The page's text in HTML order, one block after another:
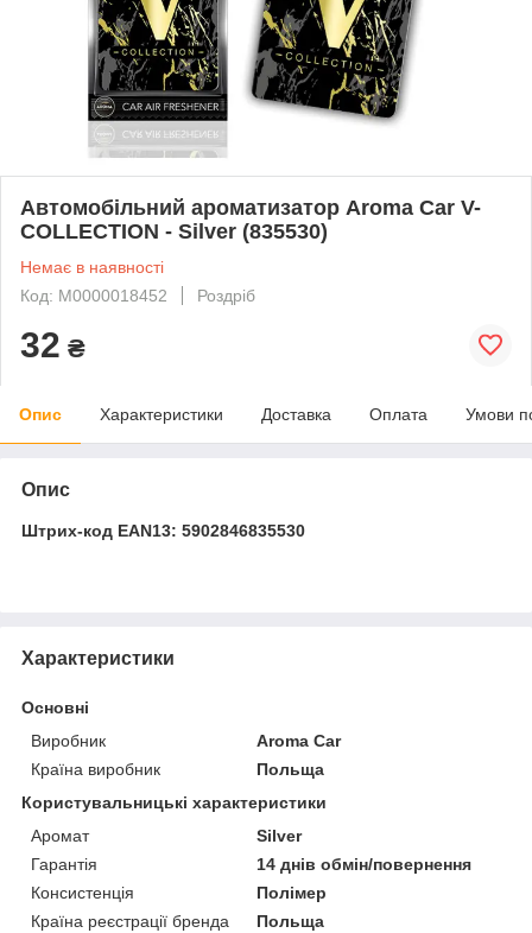
Автомобільний ароматизатор Aroma Car V-
COLLECTION - Silver (835530)
Немає в наявності
Код: М0000018452
Роздріб
32 ₴
Опис Характеристики Доставка Оплата Умови
Опис
Штрих-код EAN13: 5902846835530
Характеристики
Основні
Виробник
Aroma Car
Країна виробник
Польща
Користувальницькі характеристики
Аромат
Silver
Гарантія
14 днів обмін/повернення
Консистенція
Полімер
Країна реєстрації бренда
Польща